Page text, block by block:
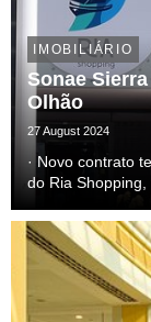
IMOBILIÁRIO
Sonae
Olhão
27 August 2024
· Novo contrato
do Ria